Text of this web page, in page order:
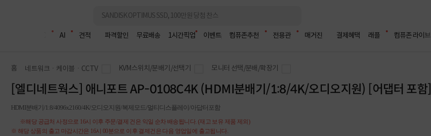
AI 견적 파격할인 무료배송 1시간픽업 이벤트 컴퓨존추천 전용관 매거진 결제혜택 래플 컴퓨존 라이브
홈 네트워크ㆍ케이블ㆍCCTV KVM스위치/분배기/선택기 모니터 선택/분배/확장기
[엘디네트웍스] 애니포트 AP-0108C4K (HDMI분배기/1:8/4K/오디오지원) [어댑터 포함]
HDMI분배기/1:8/4096x2160/4K/오디오지원/복제모드/멀티디스플레이/아답터포함
※해당 공급처 사정으로 16시 이후 주문/결제 건은 익일 순차 배송됩니다. (재고 보유 제품 제외)
※ 해당 상품의 출고 마감시간은 16시 00분으로 이후 결제건은 다음 영업일에 출고됩니다.